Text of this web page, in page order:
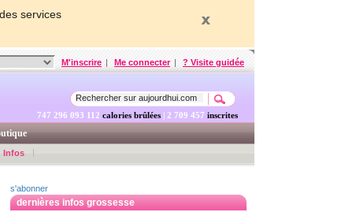
services
M'inscrire | Me connecter | ? Visite guidée
747 296 093 762 calories brûlées | 2 709 457 inscrites
Infos
s'abonner
dernières infos grossesse